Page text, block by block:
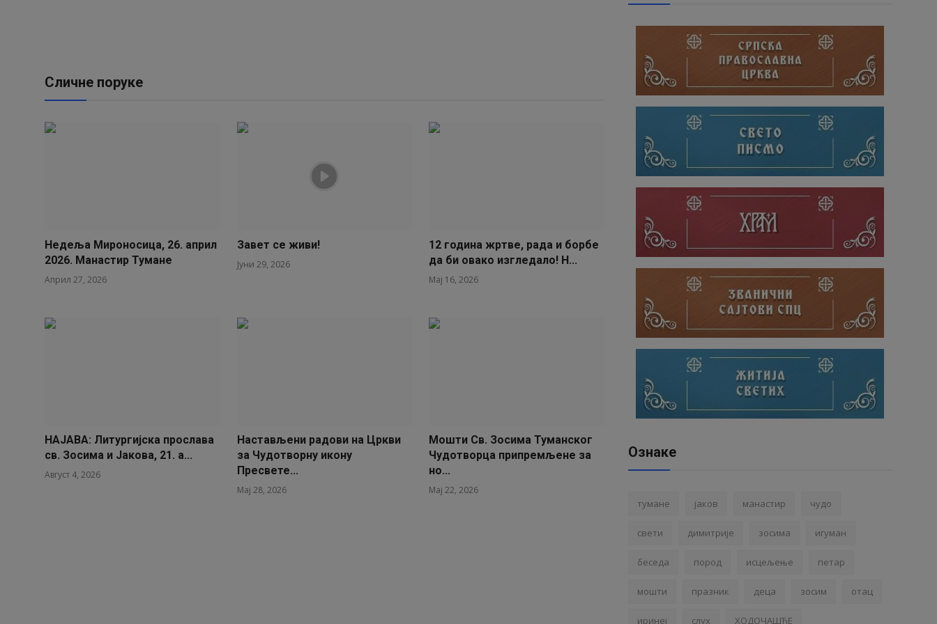
Сличне поруке
Недеља Мироносица, 26. април
2026. Манастир Тумане
Април 27, 2026
Завет се живи!
Јуни 29, 2026
12 година жртве, рада и борбе
да би овако изгледало! Н...
Мај 16, 2026
НАЈАВА: Литургијска прослава
св. Зосима и Јакова, 21. а...
Август 4, 2026
Настављени радови на Цркви
за Чудотворну икону
Пресвете...
Мај 28, 2026
Мошти Св. Зосима Туманског
Чудотворца припремљене за
но...
Мај 22, 2026
Ознаке
тумане јаков манастир чудо
свети димитрије зосима игуман
беседа пород исцељење петар
мошти празник деца зосим отац
иринеј слух ХОДОЧАШЋЕ